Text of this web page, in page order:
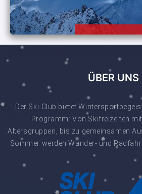
ÜBER UNS
Der Ski-Club bietet
Programm: Von Skifreizeiten
Altersgruppen, bis zu gemeinsamen
Sommer werden Wander- und